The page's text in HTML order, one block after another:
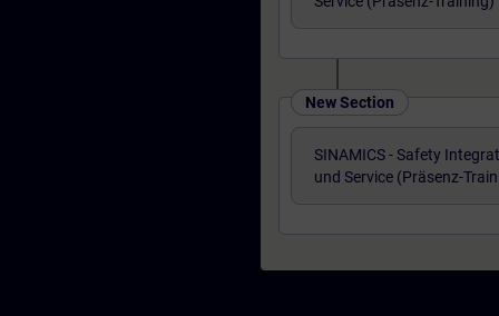
New Section
SINAMICS - Safety
und Service (Präsenz-